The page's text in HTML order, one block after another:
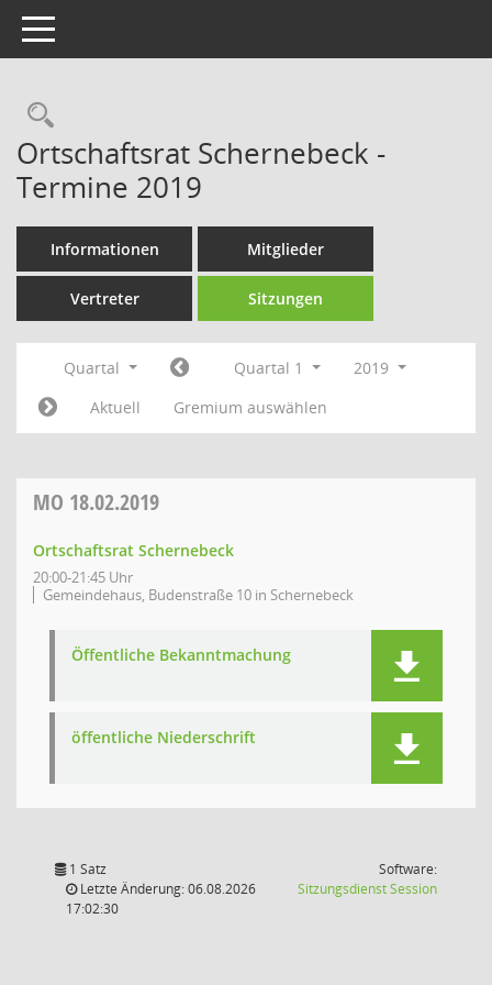
Toggle navigation
Rechercheauswahl
Ortschaftsrat Schernebeck -
Termine 2019
Informationen Mitglieder
Vertreter Sitzungen
Quartal Quartal 1
2019
Aktuell
Gremium auswählen
MO 18.02.2019
Ortschaftsrat Schernebeck
20:00-21:45 Uhr
Gemeindehaus, Budenstraße 10 in Schernebeck
Öffentliche Bekanntmachung
öffentliche Niederschrift
1 Satz
Letzte Änderung: 06.08.2026
17:02:30
Software:
SitzungsdienstSession(Wird in